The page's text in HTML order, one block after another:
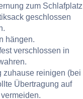
zum Schlafplatz
geschlossen
hängen.
verschlossen in
zuhause reinigen (bei
Übertragung auf